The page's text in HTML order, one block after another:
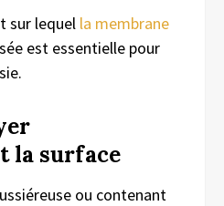
sur lequel la membrane
est essentielle pour
la surface
ou contenant